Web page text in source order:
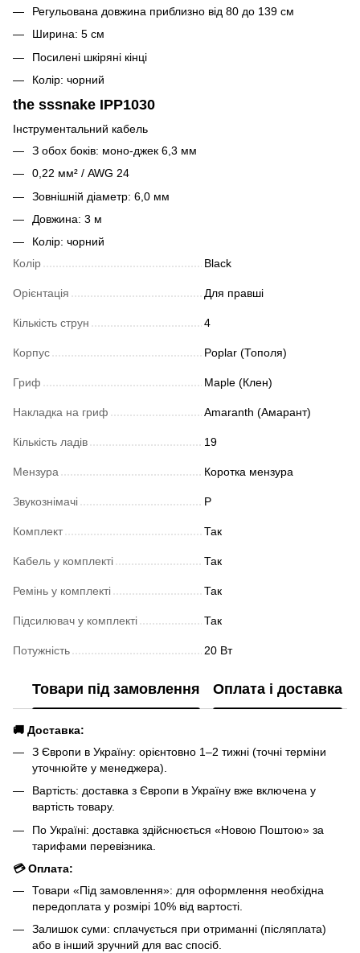
Регульована довжина приблизно від 80 до 139 см
Ширина: 5 см
Посилені шкіряні кінці
Колір: чорний
the sssnake IPP1030
Інструментальний кабель
З обох боків: моно-джек 6,3 мм
0,22 мм² / AWG 24
Зовнішній діаметр: 6,0 мм
Довжина: 3 м
Колір: чорний
Колір
Black
Орієнтація Для правші
Кількість струн 4
Корпус Poplar (Тополя)
Гриф Maple (Клен)
Накладка на гриф Amaranth (Амарант)
Кількість ладів 19
Мензура Коротка мензура
Звукознімачі P
Комплект Так
Кабель у комплекті Так
Ремінь у комплекті Так
Підсилювач у комплекті Так
Потужність 20 Вт
Товари під замовлення Оплата і доставка
🚚 Доставка:
З Європи в Україну: орієнтовно 1–2 тижні (точні терміни
уточнюйте у менеджера).
Вартість: доставка з Європи в Україну вже включена у
вартість товару.
По Україні: доставка здійснюється «Новою Поштою» за
тарифами перевізника.
💳 Оплата:
Товари «Під замовлення»: для оформлення необхідна
передоплата у розмірі 10% від вартості.
Залишок суми: сплачується при отриманні (післяплата)
або в інший зручний для вас спосіб.